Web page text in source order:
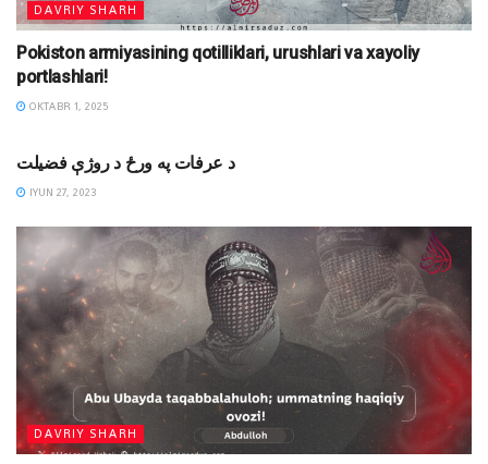
DAVRIY SHARH
Pokiston armiyasining qotilliklari, urushlari va xayoliy
portlashlari!
OKTABR 1, 2025
د عرفات په ورځ د روژې فضیلت
IYUN 27, 2023
DAVRIY SHARH